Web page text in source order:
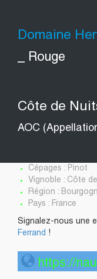
Domaine
_ Rouge
Côte de
AOC
Cépages : Pinot
Vignoble : Côte
Région :
Pays : France
Signalez-nous une
Ferrand !
https://